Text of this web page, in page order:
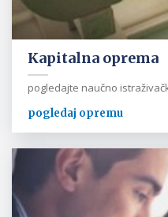
Kapitalna oprema
pogledajte naučno
pogledaj opremu